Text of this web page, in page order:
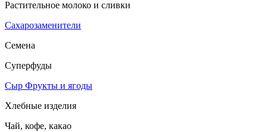
Растительное молоко и сливки
Сахарозаменители
Семена
Суперфуды
Сыр Фрукты и ягоды
Хлебные изделия
Чай, кофе, какао